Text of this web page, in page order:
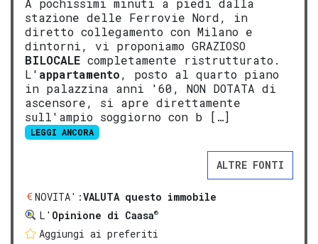
A pochissimi minuti a piedi dalla
stazione delle Ferrovie Nord, in
diretto collegamento con Milano e
dintorni, vi proponiamo GRAZIOSO
BILOCALE completamente ristrutturato.
L' appartamento, posto al quarto piano
in palazzina anni '60, NON DOTATA di
ascensore, si apre direttamente
sull'ampio soggiorno con b […]
LEGGI ANCORA
ALTRE FONTI
NOVITA':VALUTA questo immobile
L' Opinione di Caasa®
Aggiungi ai preferiti